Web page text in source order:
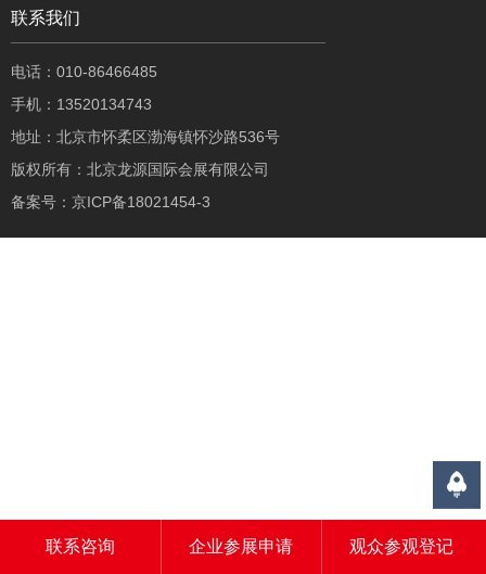
联系我们
电话：010-86466485
手机：13520134743
地址：北京市怀柔区渤海镇怀沙路536号
版权所有：北京龙源国际会展有限公司
备案号： 京ICP备18021454-3
联系咨询 企业参展申请 观众参观登记